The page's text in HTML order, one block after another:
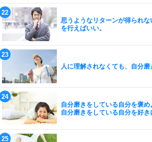
思うようなリターンが得られ
を行えばいい。
人に理解されなくても、自分磨
自分磨きをしている自分を褒め
自分磨きをしている自分を好き